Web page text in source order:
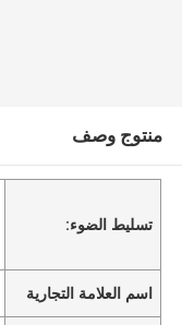
منتوج وصف
تسليط الضوء:
اسم العلامة التجارية